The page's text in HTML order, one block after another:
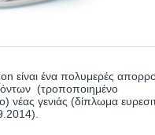
είναι ένα πολυμερές
(τροποποιημένο
νέας γενιάς (δίπλωμα